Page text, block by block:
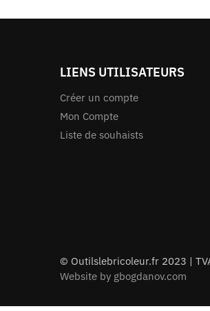
LIENS UTILISATEURS
Créer un compte
Mon Compte
Liste de souhaists
© Outilslebricoleur.fr 2023 |
Website by gbogdanov.com